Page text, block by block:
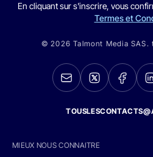
En cliquant sur s'inscrire, vous
Termes et
© 2026 Talmont Media
MIEUX NOUS CONNAITRE